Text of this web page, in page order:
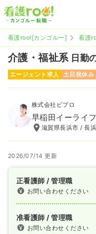
看護roo![カンゴルー] 看護
介護・福祉系 日勤
エージェント求人 土日祝休み
株式会社ビプロ
早稲田イーライ
滋賀県長浜市 / 長
2026/07/14 更新
正看護師 / 管理職
お問い合わせください
准看護師 / 管理職
お問い合わせください